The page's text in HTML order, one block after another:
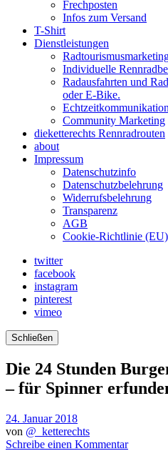
Frechposten
Infos zum Versand
T-Shirt
Dienstleistungen
Individuelle
Radausfahrten und
oder E-Bike.
Echtzeitkommunikation
Community Marketing
dieketterechts Rennradrouten
about
Impressum
Datenschutzinfo
Datenschutzbelehrung
Widerrufsbelehrung
Transparenz
AGB
Cookie-Richtlinie (EU)
twitter
facebook
instagram
pinterest
vimeo
Schließen
Die 24 Stunden
– für Spinner
24. Januar 2018
von @_ketterechts
Schreibe einen Kommentar